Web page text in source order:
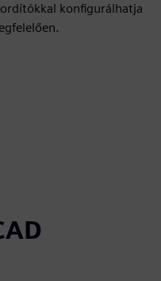
konfigurálhatja